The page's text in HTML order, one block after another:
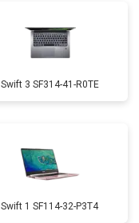
Swift 3 SF314-41-R0TE
Swift 1 SF114-32-P3T4